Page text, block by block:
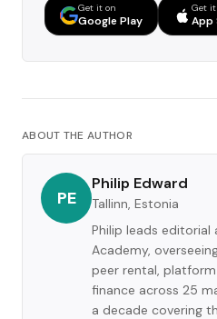
Get it on
Google Play
Get it
App
ABOUT THE AUTHOR
PE
Philip Edward
Tallinn, Estonia
Philip leads editorial
Academy,
peer rental,
finance across 25
a decade covering